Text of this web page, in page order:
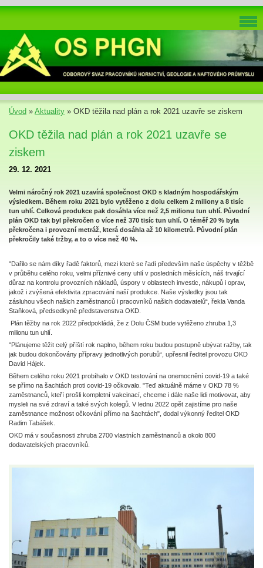
Úvod » Aktuality » OKD těžila nad plán a rok 2021 uzavře se ziskem
OKD těžila nad plán a rok 2021 uzavře se
ziskem
29. 12. 2021
Velmi náročný rok 2021 uzavírá společnost OKD s kladným hospodářským
výsledkem. Během roku 2021 bylo vytěženo z dolu celkem 2 miliony a 8 tisíc
tun uhlí. Celková produkce pak dosáhla více než 2,5 milionu tun uhlí. Původní
plán OKD tak byl překročen o více než 370 tisíc tun uhlí. O téměř 20 % byla
překročena i provozní metráž, která dosáhla až 10 kilometrů. Původní plán
překročily také tržby, a to o více než 40 %.
"Dařilo se nám díky řadě faktorů, mezi které se řadí především naše úspěchy v těžbě
v průběhu celého roku, velmi příznivé ceny uhlí v posledních měsících, náš trvající
důraz na kontrolu provozních nákladů, úspory v oblastech investic, nákupů i oprav,
jakož i zvýšená efektivita zpracování naší produkce. Naše výsledky jsou tak
zásluhou všech našich zaměstnanců i pracovníků našich dodavatelů“, řekla Vanda
Staňková, předsedkyně představenstva OKD.
Plán těžby na rok 2022 předpokládá, že z Dolu ČSM bude vytěženo zhruba 1,3
milionu tun uhlí.
"Plánujeme těžit celý příští rok naplno, během roku budou postupně ubývat ražby, tak
jak budou dokončovány přípravy jednotlivých porubů“, upřesnil ředitel provozu OKD
David Hájek.
Během celého roku 2021 probíhalo v OKD testování na onemocnění covid-19 a také
se přímo na šachtách proti covid-19 očkovalo. "Teď aktuálně máme v OKD 78 %
zaměstnanců, kteří prošli kompletní vakcinací, chceme i dále naše lidi motivovat, aby
mysleli na své zdraví a také svých kolegů. V lednu 2022 opět zajistíme pro naše
zaměstnance možnost očkování přímo na šachtách", dodal výkonný ředitel OKD
Radim Tabášek.
OKD má v současnosti zhruba 2700 vlastních zaměstnanců a okolo 800
dodavatelských pracovníků.